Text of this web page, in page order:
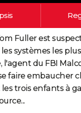
Fuller est
systèmes les
l'agent du FBI
faire embaucher
trois enfants à